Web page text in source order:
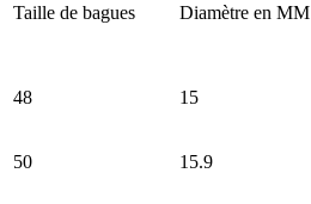
Taille de bagues Diamètre en MM
48 15
50 15.9